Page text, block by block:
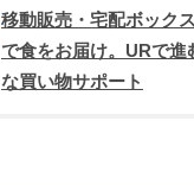
移動販売・宅配ボック
で食をお届け。URで進
な買い物サポート